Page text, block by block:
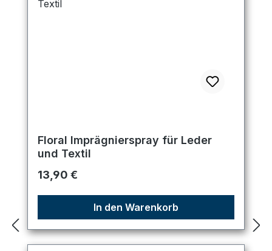
Floral Imprägnierspray für Leder
und Textil
Regulärer Preis:
13,90 €
In den Warenkorb